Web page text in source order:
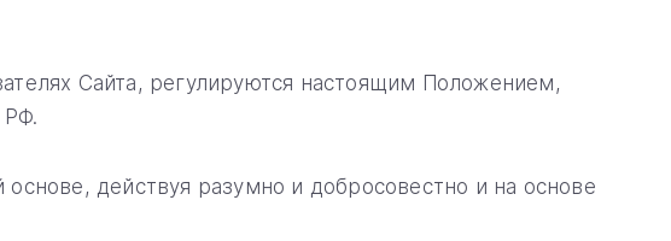
Сайта, регулируются настоящим Положением,
РФ.
действуя разумно и добросовестно и на основе